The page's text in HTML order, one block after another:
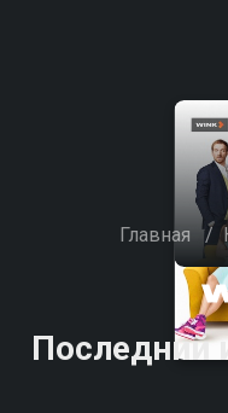
Главная /
Последний